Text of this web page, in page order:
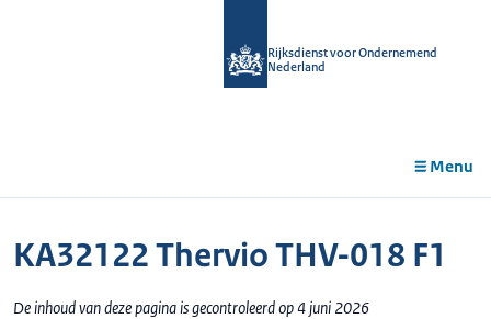
Rijksdienst voor Ondernemend
Nederland
Menu
KA32122 Thervio THV-018 F1
De inhoud van deze pagina is gecontroleerd op 4 juni 2026